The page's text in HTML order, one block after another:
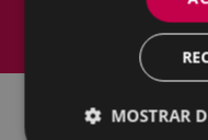
Política de
MOSTRAR